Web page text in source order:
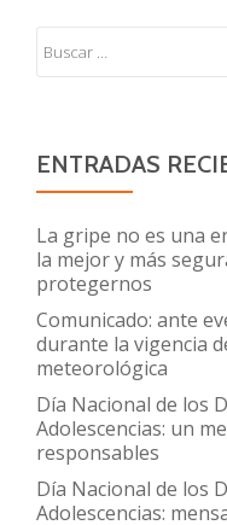
ENTRADAS
La gripe no es una
la mejor y más
protegernos
Comunicado: ante
durante la vigencia
meteorológica
Día Nacional de los
Adolescencias: un
responsables
Día Nacional de los
Adolescencias: